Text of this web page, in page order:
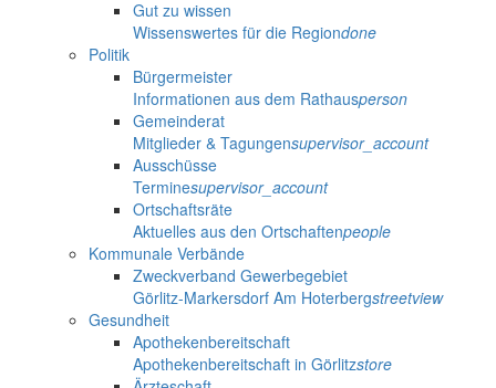
Gut zu wissen
Wissenswertes für die Regiondone
Politik
Bürgermeister
Informationen aus dem Rathausperson
Gemeinderat
Mitglieder & Tagungensupervisor_account
Ausschüsse
Terminesupervisor_account
Ortschaftsräte
Aktuelles aus den Ortschaftenpeople
Kommunale Verbände
Zweckverband Gewerbegebiet
Görlitz-Markersdorf Am Hoterbergstreetview
Gesundheit
Apothekenbereitschaft
Apothekenbereitschaft in Görlitzstore